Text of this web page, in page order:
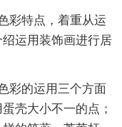
彩特点，着重从运
运用装饰画进行居
彩的运用三个方面
壳大小不一的点；